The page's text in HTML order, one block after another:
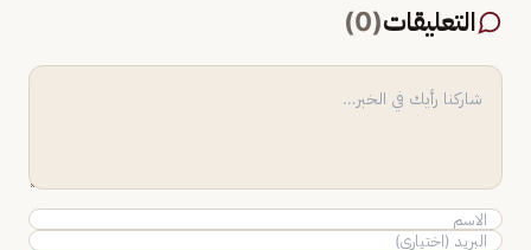
التعليقات(
0
)